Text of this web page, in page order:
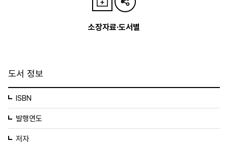
소장자료·도서별
도서 정보
ISBN
발행연도
저자